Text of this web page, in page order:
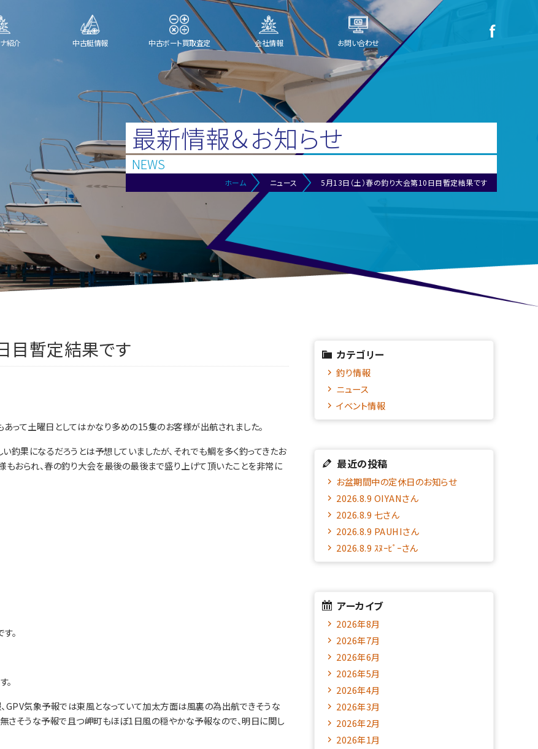
紹介 中古艇情報 中古ボート買取査定 会社情報 お問い合わせ
最新情報＆お知らせ
NEWS
ホーム ニュース 5月13日（土）春の釣り大会第10日目暫定結果です
目暫定結果です
あって土曜日としてはかなり多めの15隻のお客様が出航されました。
釣果になるだろうとは予想していましたが、それでも鯛を多く釣ってきたお
もおられ、春の釣り大会を最後の最後まで盛り上げて頂いたことを非常に
。
。
GPV気象予報では東風となっていて加太方面は風裏の為出航できそうな
さそうな予報で且つ岬町もほぼ1日風の穏やかな予報なので、明日に関し
カテゴリー
釣り情報
ニュース
イベント情報
最近の投稿
お盆期間中の定休日のお知らせ
2026.8.9 OIYANさん
2026.8.9 七さん
2026.8.9 PAUHIさん
2026.8.9 ｽﾇｰﾋﾟｰさん
アーカイブ
2026年8月
2026年7月
2026年6月
2026年5月
2026年4月
2026年3月
2026年2月
2026年1月